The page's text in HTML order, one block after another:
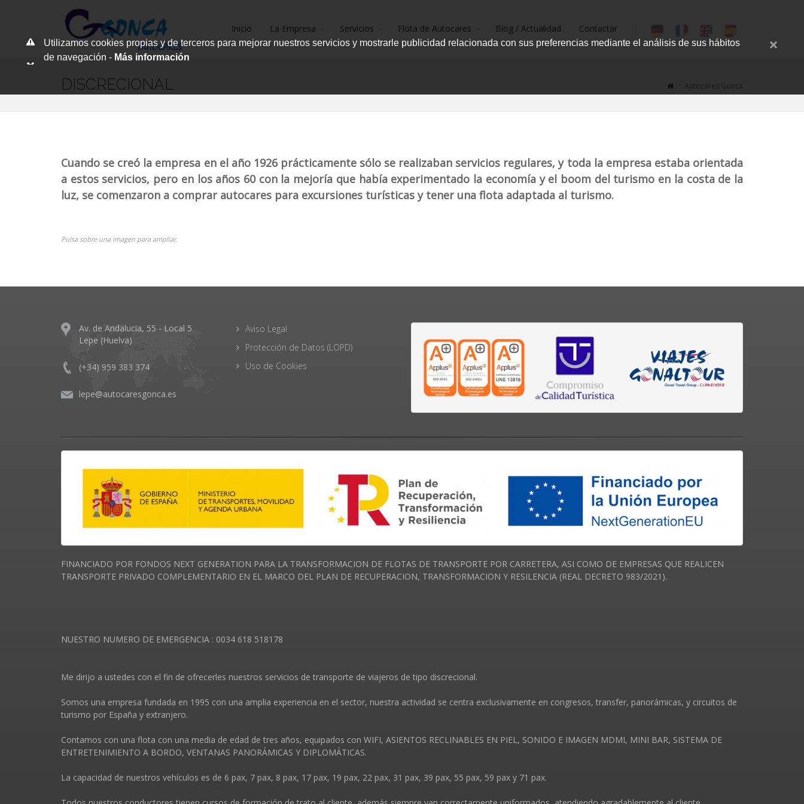
cerrar
Utilizamos cookies propias y de terceros para mejorar nuestros servicios y mostrarle publicidad relacionada con sus preferencias mediante el análisis de sus hábitos
de navegación - Más información
Inicio La Empresa Servicios Flota de Autocares Blog / Actualidad Contactar
DISCRECIONAL Autocares Gonca
Cuando se creó la empresa en el año 1926 prácticamente sólo se realizaban servicios regulares, y toda la empresa estaba orientada
a estos servicios, pero en los años 60 con la mejoría que había experimentado la economía y el boom del turismo en la costa de la
luz, se comenzaron a comprar autocares para excursiones turísticas y tener una flota adaptada al turismo.
Pulsa sobre una imagen para ampliar.
Av. de Andalucia, 55 - Local 5
Lepe (Huelva)
(+34) 959 383 374
lepe@autocaresgonca.es
Aviso Legal
Protección de Datos (LOPD)
Uso de Cookies
FINANCIADO POR FONDOS NEXT GENERATION PARA LA TRANSFORMACION DE FLOTAS DE TRANSPORTE POR CARRETERA, ASI COMO DE EMPRESAS QUE REALICEN
TRANSPORTE PRIVADO COMPLEMENTARIO EN EL MARCO DEL PLAN DE RECUPERACION, TRANSFORMACION Y RESILENCIA (REAL DECRETO 983/2021).
NUESTRO NUMERO DE EMERGENCIA : 0034 618 518178
Me dirijo a ustedes con el fin de ofrecerles nuestros servicios de transporte de viajeros de tipo discrecional.
Somos una empresa fundada en 1995 con una amplia experiencia en el sector, nuestra actividad se centra exclusivamente en congresos, transfer, panorámicas, y circuitos de
turismo por España y extranjero.
Contamos con una flota con una media de edad de tres años, equipados con WIFI, ASIENTOS RECLINABLES EN PIEL, SONIDO E IMAGEN MDMI, MINI BAR, SISTEMA DE
ENTRETENIMIENTO A BORDO, VENTANAS PANORÁMICAS Y DIPLOMÁTICAS.
La capacidad de nuestros vehí­culos es de 6 pax, 7 pax, 8 pax, 17 pax, 19 pax, 22 pax, 31 pax, 39 pax, 55 pax, 59 pax y 71 pax.